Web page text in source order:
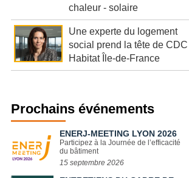
chaleur - solaire
Une experte du logement
social prend la tête de CDC
Habitat Île-de-France
Prochains événements
ENERJ-MEETING LYON 2026
Participez à la Journée de l’efficacité
du bâtiment
15 septembre 2026